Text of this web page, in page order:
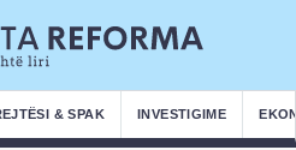
& SPAK INVESTIGIME